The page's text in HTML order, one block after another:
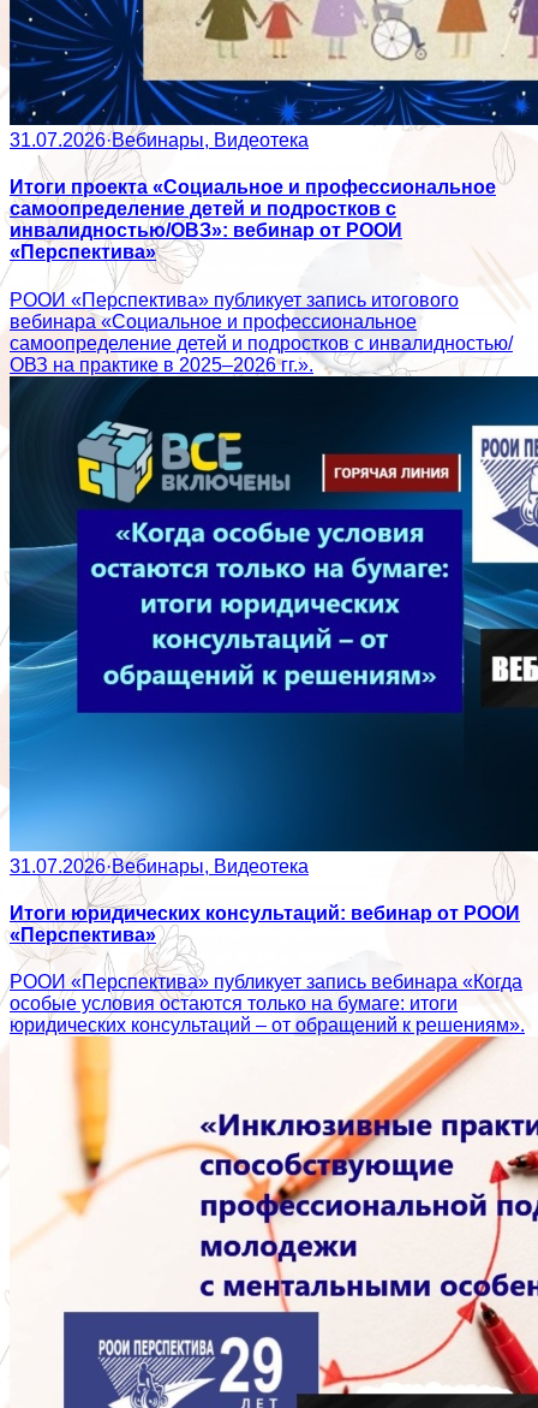
31.07.2026·Вебинары, Видеотека
Итоги проекта «Социальное и профессиональное
самоопределение детей и подростков с
инвалидностью/ОВЗ»: вебинар от РООИ
«Перспектива»
РООИ «Перспектива» публикует запись итогового
вебинара «Социальное и профессиональное
самоопределение детей и подростков с инвалидностью/
ОВЗ на практике в 2025–2026 гг.».
31.07.2026·Вебинары, Видеотека
Итоги юридических консультаций: вебинар от РООИ
«Перспектива»
РООИ «Перспектива» публикует запись вебинара «Когда
особые условия остаются только на бумаге: итоги
юридических консультаций – от обращений к решениям».